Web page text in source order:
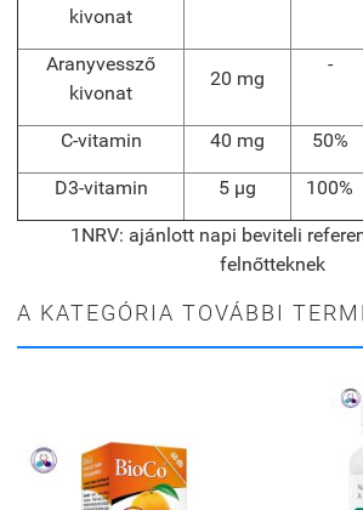
kivonat
Aranyvessző
kivonat
20 mg
-
C-vitamin 40 mg 50%
D3-vitamin 5 µg 100%
1 NRV: ajánlott napi beviteli
felnőtteknek
A KATEGÓRIA TOVÁBBI